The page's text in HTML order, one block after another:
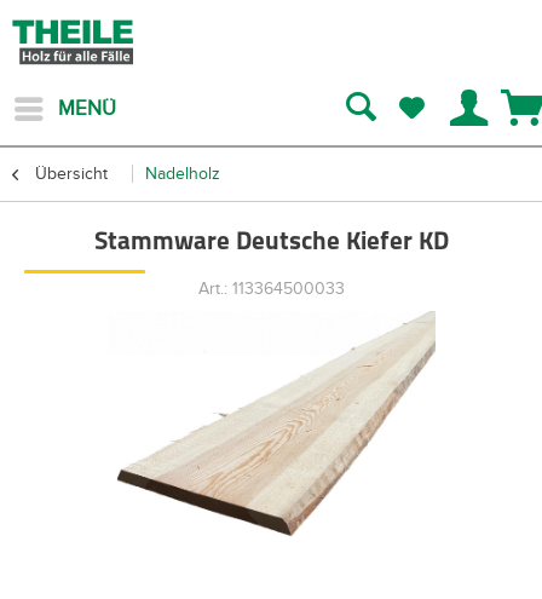
MENÜ
Übersicht Nadelholz
Stammware Deutsche Kiefer KD
Art.: 113364500033